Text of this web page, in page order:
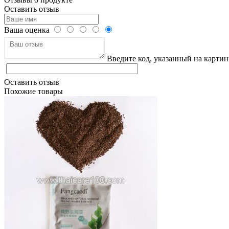
Оставить отзыв
Ваша оценка
Введите код, указанный на
Оставить отзыв
Похожие товары